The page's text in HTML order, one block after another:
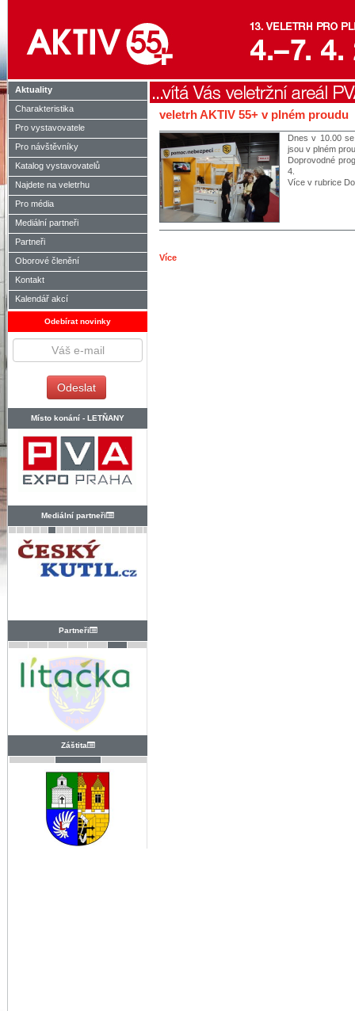
Aktuality
Charakteristika
Pro vystavovatele
Pro návštěvníky
Katalog vystavovatelů
Najdete na veletrhu
Pro média
Mediální partneři
Partneři
Oborové členění
Kontakt
Kalendář akcí
Odebírat novinky
Místo konání - LETŇANY
Mediální partneři
Partneři
Záštita
veletrh AKTIV 55+ v plném proudu
Dnes v 10.00
jsou v plném
Doprovodné
4.
Více v rubrice
Více